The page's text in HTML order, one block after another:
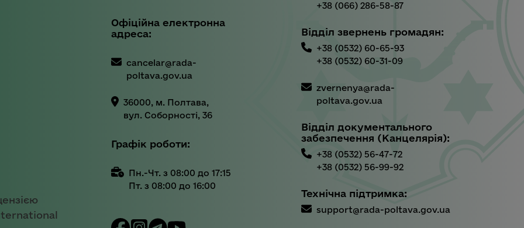
Офіційна електронна
адреса:
cancelar@rada-
poltava.gov.ua
36000, м. Полтава,
вул. Соборності, 36
Графік роботи:
Пн.-Чт. з 08:00 до 17:15
Пт. з 08:00 до 16:00
+38 (066) 286-58-87
Відділ звернень громадян:
+38 (0532) 60-65-93
+38 (0532) 60-31-09
zvernenya@rada-
poltava.gov.ua
Відділ документального
забезпечення (Канцелярія):
+38 (0532) 56-47-72
+38 (0532) 56-99-92
Технічна підтримка:
support@rada-poltava.gov.ua